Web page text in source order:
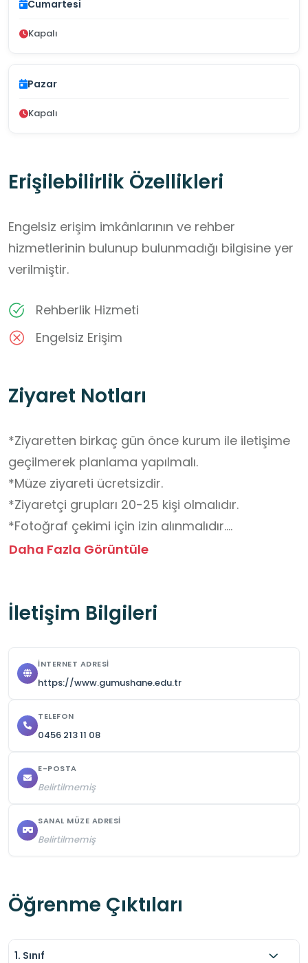
Cumartesi
Kapalı
Pazar
Kapalı
Erişilebilirlik Özellikleri
Engelsiz erişim imkânlarının ve rehber
hizmetlerinin bulunup bulunmadığı bilgisine yer
verilmiştir.
Rehberlik Hizmeti
Engelsiz Erişim
Ziyaret Notları
*Ziyaretten birkaç gün önce kurum ile iletişime
geçilmerek planlama yapılmalı.
*Müze ziyareti ücretsizdir.
*Ziyaretçi grupları 20-25 kişi olmalıdır.
*Fotoğraf çekimi için izin alınmalıdır.
*Ziyaret sırasında sessiz olunmalıdır.
*İki ders saati sürelik planlama yeterli
Daha Fazla Görüntüle
İletişim Bilgileri
İNTERNET ADRESI
https://www.gumushane.edu.tr
TELEFON
0456 213 11 08
E-POSTA
Belirtilmemiş
SANAL MÜZE ADRESI
Belirtilmemiş
Öğrenme Çıktıları
1. Sınıf